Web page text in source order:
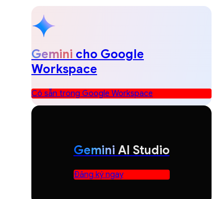
Gemini cho Google
Workspace
Có sẵn trong Google Workspace
Gemini AI Studio
Đăng ký ngay